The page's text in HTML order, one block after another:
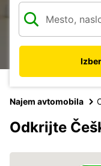
Najem avtomobila
Odkrijte